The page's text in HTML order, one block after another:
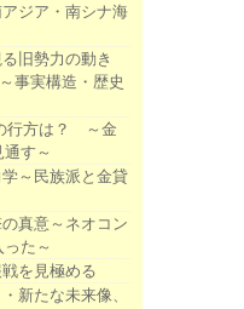
ジア・南シナ海
旧勢力の動き
事実構造・歴史
行方は？ ～金
す～
～民族派と金貸
真意～ネオコン
た～
を見極める
新たな未来像、